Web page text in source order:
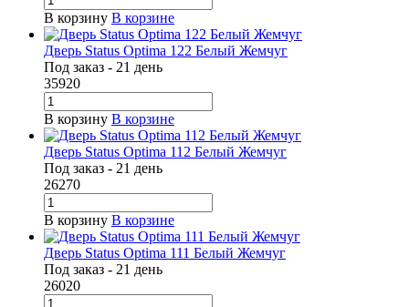
В корзину В корзине
Дверь Status Optima 122 Белый Жемчуг
Под заказ - 21 день
35920
В корзину В корзине
Дверь Status Optima 112 Белый Жемчуг
Под заказ - 21 день
26270
В корзину В корзине
Дверь Status Optima 111 Белый Жемчуг
Под заказ - 21 день
26020